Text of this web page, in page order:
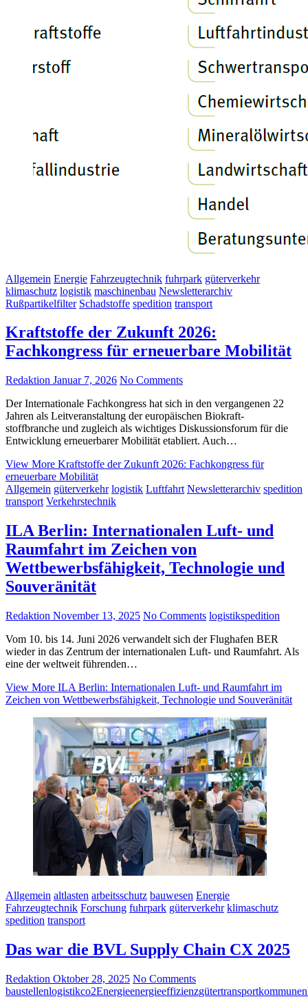
Allgemein Energie Fahrzeugtechnik fuhrpark güterverkehr
klimaschutz logistik maschinenbau Newsletterarchiv
Rußpartikelfilter Schadstoffe spedition transport
Kraftstoffe der Zukunft 2026:
Fachkongress für erneuerbare Mobilität
Redaktion Januar 7, 2026 No Comments
Der Internationale Fachkongress hat sich in den vergangenen 22
Jahren als Leitveranstaltung der europäischen Biokraft-
stoffbranche und zugleich als wichtiges Diskussionsforum für die
Entwicklung erneuerbarer Mobilität etabliert. Auch…
View More Kraftstoffe der Zukunft 2026: Fachkongress für
erneuerbare Mobilität
Allgemein güterverkehr logistik Luftfahrt Newsletterarchiv spedition
transport Verkehrstechnik
ILA Berlin: Internationalen Luft- und
Raumfahrt im Zeichen von
Wettbewerbsfähigkeit, Technologie und
Souveränität
Redaktion November 13, 2025 No Comments logistikspedition
Vom 10. bis 14. Juni 2026 verwandelt sich der Flughafen BER
wieder in das Zentrum der internationalen Luft- und Raumfahrt. Als
eine der weltweit führenden…
View More ILA Berlin: Internationalen Luft- und Raumfahrt im
Zeichen von Wettbewerbsfähigkeit, Technologie und Souveränität
Allgemein altlasten arbeitsschutz bauwesen Energie
Fahrzeugtechnik Forschung fuhrpark güterverkehr klimaschutz
spedition transport
Das war die BVL Supply Chain CX 2025
Redaktion Oktober 28, 2025 No Comments
baustellenlogistikco2Energieenergieeffizienzgütertransportkommunen